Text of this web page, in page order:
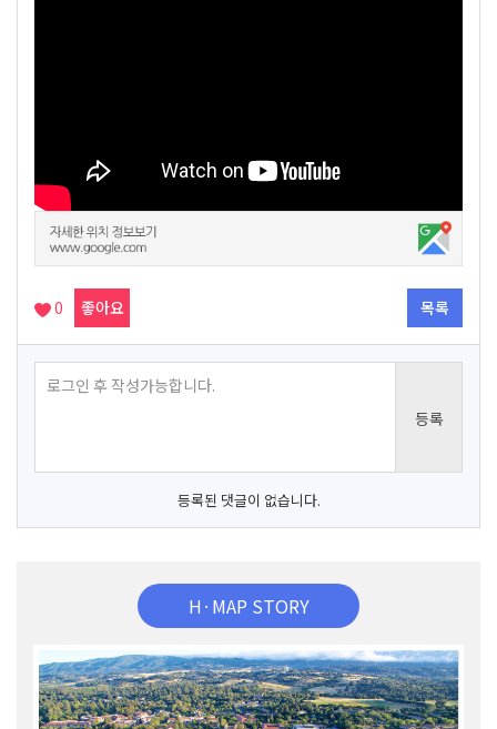
0 좋아요 목록
등록된 댓글이 없습니다.
H·MAP STORY